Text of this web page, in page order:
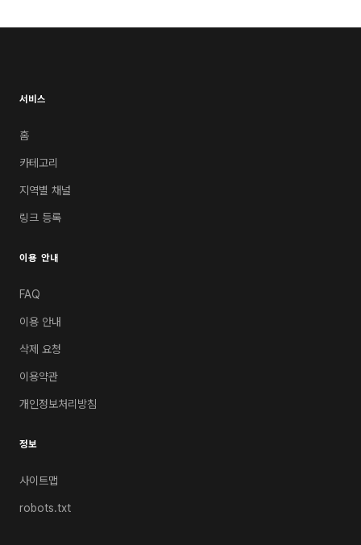
서비스
홈
카테고리
지역별 채널
링크 등록
이용 안내
FAQ
이용 안내
삭제 요청
이용약관
개인정보처리방침
정보
사이트맵
robots.txt